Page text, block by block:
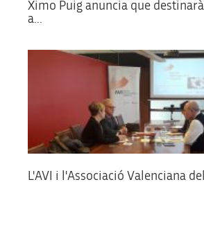
Ximo Puig anuncia que
a...
L'AVI i l'Associació Valenciana